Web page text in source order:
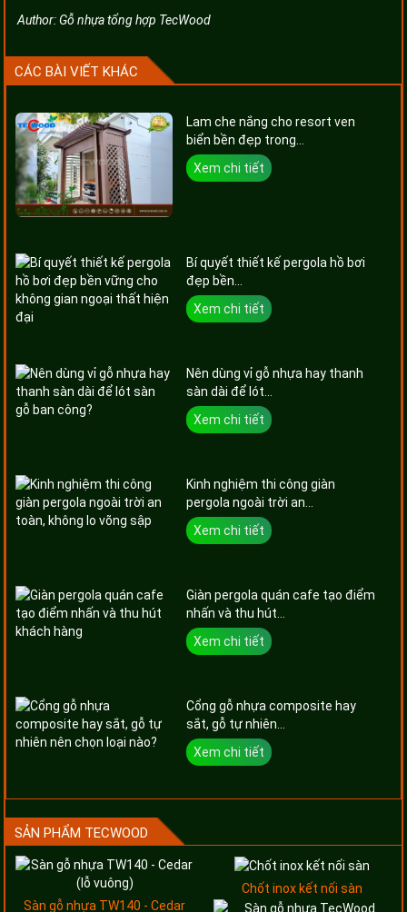
Author:Gỗ nhựa tổng hợp TecWood
CÁC BÀI VIẾT KHÁC
Lam che nắng cho resort ven
biển bền đẹp trong...
Xem chi tiết
Bí quyết thiết kế pergola hồ bơi
đẹp bền...
Xem chi tiết
Nên dùng vỉ gỗ nhựa hay thanh
sàn dài để lót...
Xem chi tiết
Kinh nghiệm thi công giàn
pergola ngoài trời an...
Xem chi tiết
Giàn pergola quán cafe tạo điểm
nhấn và thu hút...
Xem chi tiết
Cổng gỗ nhựa composite hay
sắt, gỗ tự nhiên...
Xem chi tiết
SẢN PHẨM TECWOOD
Sàn gỗ nhựa TW140 - Cedar
Chốt inox kết nối sàn